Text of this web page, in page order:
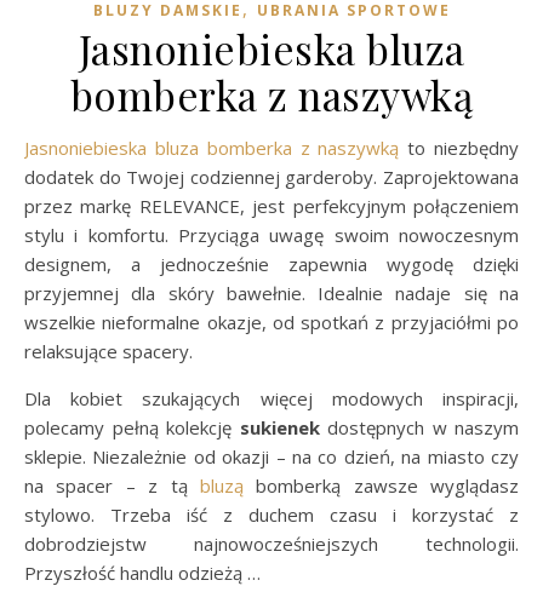
BLUZY DAMSKIE , UBRANIA SPORTOWE
Jasnoniebieska bluza
bomberka z naszywką
Jasnoniebieska bluza bomberka z naszywką to niezbędny
dodatek do Twojej codziennej garderoby. Zaprojektowana
przez markę RELEVANCE, jest perfekcyjnym połączeniem
stylu i komfortu. Przyciąga uwagę swoim nowoczesnym
designem, a jednocześnie zapewnia wygodę dzięki
przyjemnej dla skóry bawełnie. Idealnie nadaje się na
wszelkie nieformalne okazje, od spotkań z przyjaciółmi po
relaksujące spacery.
Dla kobiet szukających więcej modowych inspiracji,
polecamy pełną kolekcję sukienekdostępnych w naszym
sklepie. Niezależnie od okazji – na co dzień, na miasto czy
na spacer – z tą bluzą bomberką zawsze wyglądasz
stylowo. Trzeba iść z duchem czasu i korzystać z
dobrodziejstw najnowocześniejszych technologii.
Przyszłość handlu odzieżą …